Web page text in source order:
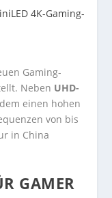
Gaming-
Neben UHD-
einen hohen
von bis
in China
GAMER